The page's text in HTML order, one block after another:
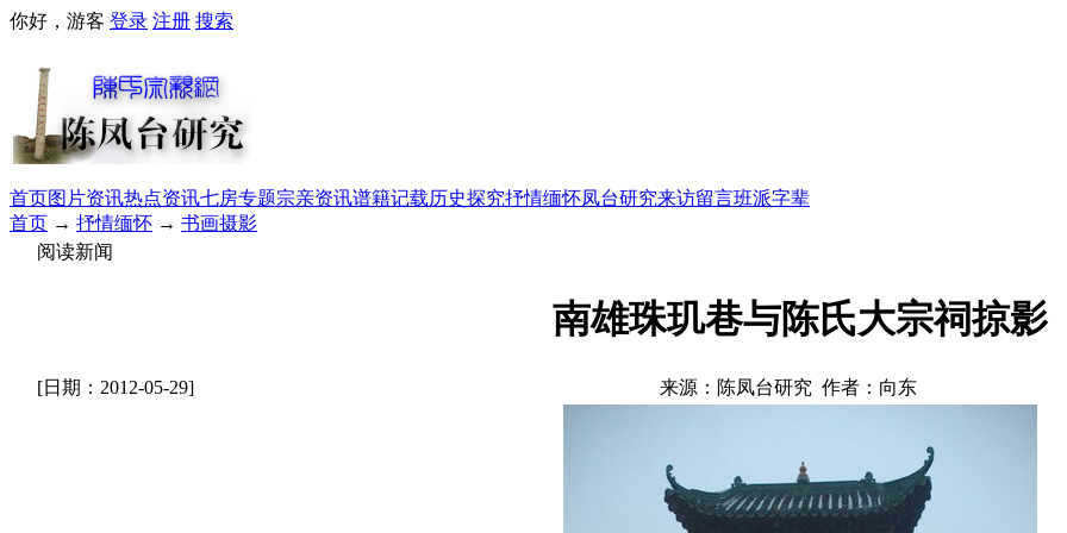
你好，游客 登录 注册 搜索
首页图片资讯热点资讯七房专题宗亲资讯谱籍记载历史探究抒情缅怀凤台研究来访留言班派字辈
首页 → 抒情缅怀 → 书画摄影
阅读新闻
南雄珠玑巷与陈氏大宗祠掠影
[日期：2012-05-29] 来源：陈凤台研究 作者：向东